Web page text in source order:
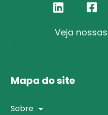
Veja
Mapa do site
Sobre